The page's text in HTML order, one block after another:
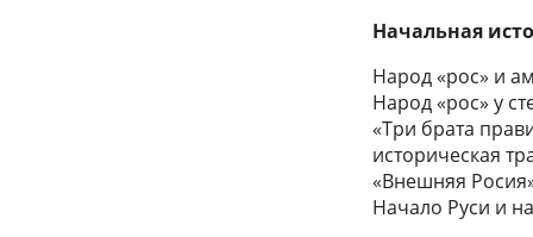
Начальная
Народ «рос» и
Народ «рос» у
«Три брата
историческая
«Внешняя
Начало Руси и